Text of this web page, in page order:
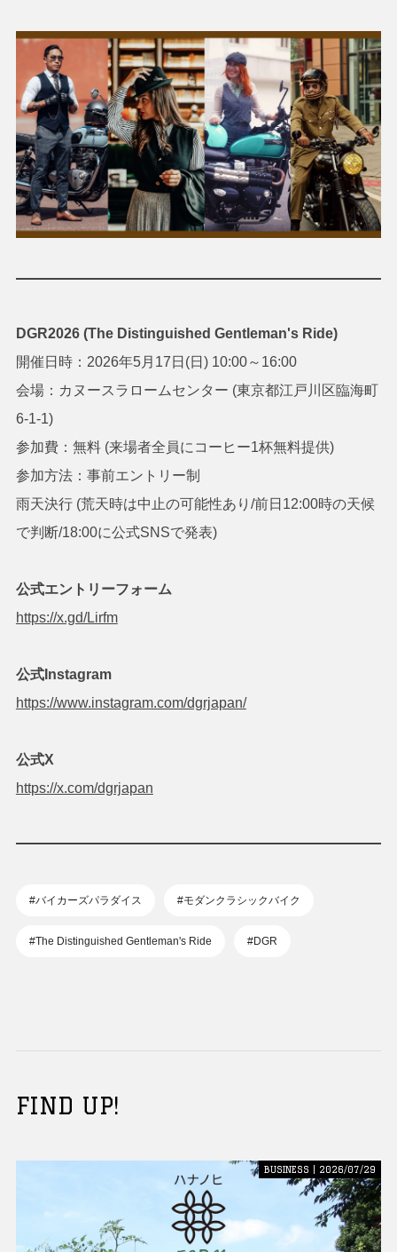
DGR2026 (The Distinguished Gentleman's Ride)
開催日時：2026年5月17日(日) 10:00～16:00
会場：カヌースラロームセンター (東京都江戸川区臨海町
6-1-1)
参加費：無料 (来場者全員にコーヒー1杯無料提供)
参加方法：事前エントリー制
雨天決行 (荒天時は中止の可能性あり/前日12:00時の天候
で判断/18:00に公式SNSで発表)
公式エントリーフォーム
https://x.gd/Lirfm
公式Instagram
https://www.instagram.com/dgrjapan/
公式X
https://x.com/dgrjapan
#バイカーズパラダイス #モダンクラシックバイク
#The Distinguished Gentleman's Ride #DGR
FIND UP!
BUSINESS | 2026/07/29